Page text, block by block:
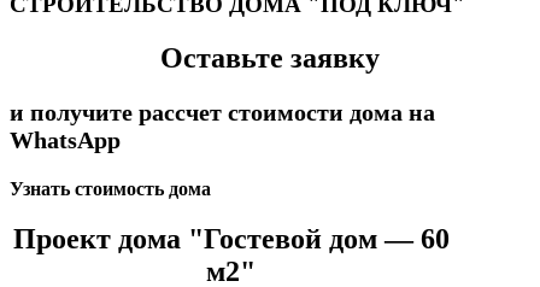
Оставьте заявку
и получите рассчет стоимости дома на
WhatsApp
Узнать стоимость дома
Проект дома "Гостевой дом — 60
м2"